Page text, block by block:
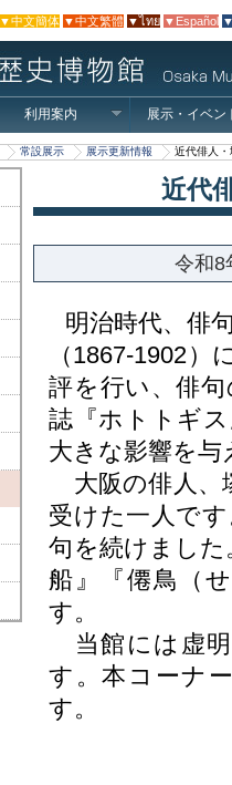
▼中文簡体 ▼中文繁體 ▼ไทย ▼Español
利用案内 展示・イベン
常設展示 展示更新情報 近代俳人
近代
令和8
明治時代、俳
（1867-1902
評を行い、俳
誌『ホトトギ
大きな影響を与
大阪の俳人、
受けた一人で
句を続けました
船』『僊鳥（
す。
当館には虚
す。本コーナ
す。